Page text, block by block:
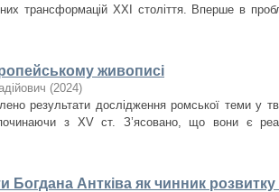
трансформацій ХХІ століття. Вперше в
живописі
(2024)
результати дослідження ромської теми у
починаючи з XV ст. З’ясовано, що вони є
Богдана Антківа як чинник